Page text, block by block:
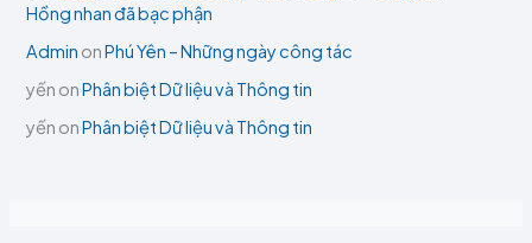
Hồng nhan đã bạc phận
Admin onPhú Yên – Những ngày công tác
yến onPhân biệt Dữ liệu và Thông tin
yến onPhân biệt Dữ liệu và Thông tin